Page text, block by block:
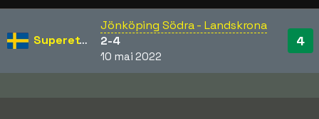
Superettan
Jönköping Södra - Landskrona
2-4
10 mai 2022
4